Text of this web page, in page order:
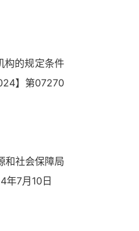
的规定条件
】第07270
和社会保障局
日